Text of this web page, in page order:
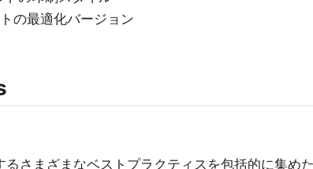
の最適化バージョン
さまざまなベストプラクティスを包括的に集め